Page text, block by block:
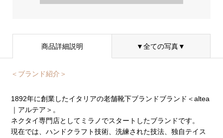
商品詳細説明 ▼全ての写真▼
＜ブランド紹介＞
1892年に創業したイタリアの老舗靴下ブランドブランド＜altea
｜アルテア＞。
ネクタイ専門店としてミラノでスタートしたブランドです。
現在では、ハンドクラフト技術、洗練された技法、独自テイス